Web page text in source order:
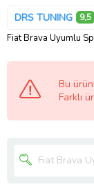
DRS TUNING 9,5
Fiat Brava Uyumlu
Bu
Farklı